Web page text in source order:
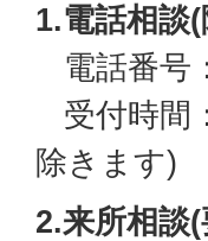
1.電話相談
電話番号
受付時間
除きます)
2.来所相談